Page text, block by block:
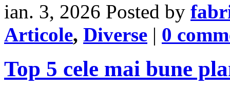
ian. 3, 2026 Posted by
Articole, Diverse | 0
Top 5 cele mai bune